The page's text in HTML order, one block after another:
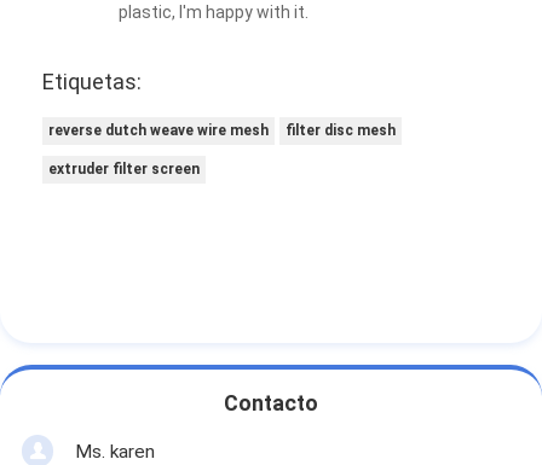
plastic, I'm happy with it.
Etiquetas:
reverse dutch weave wire mesh filter disc mesh
extruder filter screen
Contacto
Ms. karen